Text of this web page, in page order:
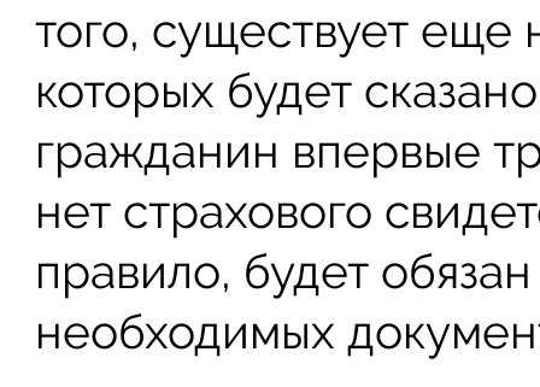
того, существует еще
которых будет
гражданин впервые
нет страхового
правило, будет
необходимых